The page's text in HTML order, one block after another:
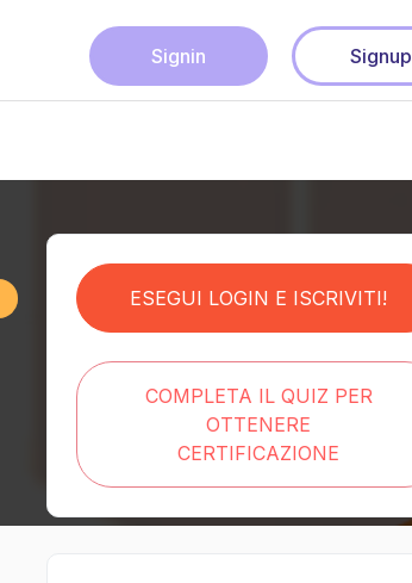
Signin Signup
ESEGUI LOGIN E ISCRIVITI!
COMPLETA IL QUIZ PER
OTTENERE
CERTIFICAZIONE